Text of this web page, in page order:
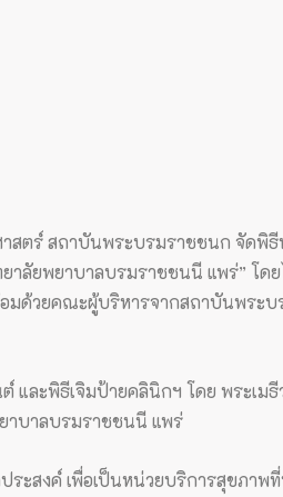
ตร์ สถาบันพระบรมราชชนก จัดพิ
ยพยาบาลบรมราชชนนี แพร่” โดย
มด้วยคณะผู้บริหารจากสถาบันพระ
ะพิธีเจิมป้ายคลินิกฯ โดย พระเม
ยาบาลบรมราชชนนี แพร่
สงค์ เพื่อเป็นหน่วยบริการสุขภาพที่